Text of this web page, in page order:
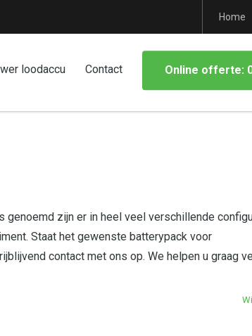
Home
loodaccu Contact Online offerte:
zijn er in heel veel verschillende
Staat het gewenste batterypack voor
contact met ons op. We helpen u graag